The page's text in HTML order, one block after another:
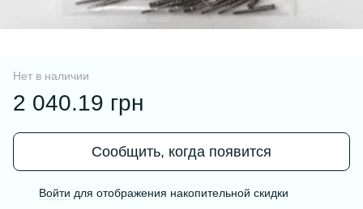
Нет в наличии
2 040.19 грн
Сообщить, когда появится
Войти для отображения накопительной скидки